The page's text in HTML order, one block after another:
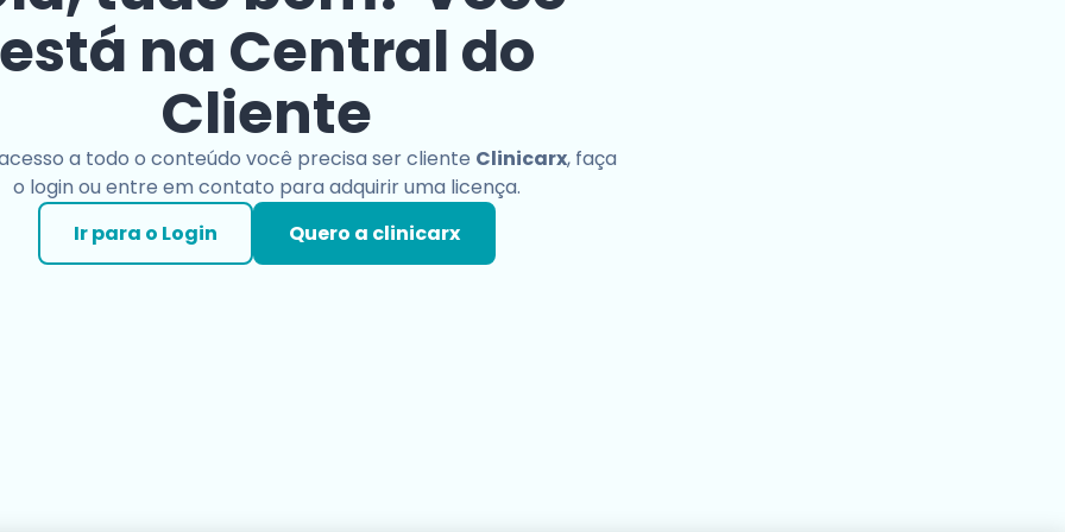
está na Central do
Cliente
a todo o conteúdo você precisa ser cliente Clinicarx, faça
o login ou entre em contato para adquirir uma licença.
Ir para o Login
Quero a clinicarx